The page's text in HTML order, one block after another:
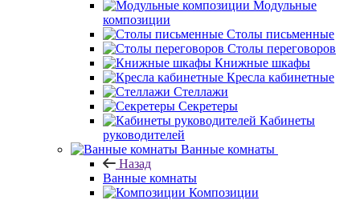
Модульные
композиции
Столы письменные
Столы переговоров
Книжные шкафы
Кресла кабинетные
Стеллажи
Секретеры
Кабинеты
руководителей
Ванные комнаты
Назад
Ванные комнаты
Композиции